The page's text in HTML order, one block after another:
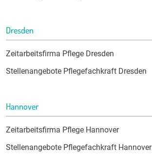
Dresden
Zeitarbeitsfirma Pflege Dresden
Stellenangebote Pflegefachkraft Dresden
Hannover
Zeitarbeitsfirma Pflege Hannover
Stellenangebote Pflegefachkraft Hannover